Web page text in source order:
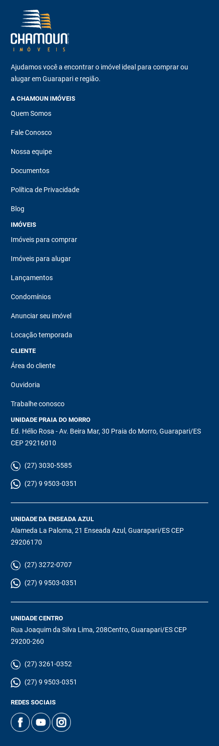
Ajudamos você a encontrar o imóvel ideal para comprar ou
alugar em Guarapari e região.
A CHAMOUN IMÓVEIS
Quem Somos
Fale Conosco
Nossa equipe
Documentos
Política de Privacidade
Blog
IMÓVEIS
Imóveis para comprar
Imóveis para alugar
Lançamentos
Condomínios
Anunciar seu imóvel
Locação temporada
CLIENTE
Área do cliente
Ouvidoria
Trabalhe conosco
UNIDADE PRAIA DO MORRO
Ed. Hélio Rosa - Av. Beira Mar, 30 Praia do Morro, Guarapari/ES
CEP 29216010
(27) 3030-5585
(27) 9 9503-0351
UNIDADE DA ENSEADA AZUL
Alameda La Paloma, 21 Enseada Azul, Guarapari/ES CEP
29206170
(27) 3272-0707
(27) 9 9503-0351
UNIDADE CENTRO
Rua Joaquim da Silva Lima, 208Centro, Guarapari/ES CEP
29200-260
(27) 3261-0352
(27) 9 9503-0351
REDES SOCIAIS